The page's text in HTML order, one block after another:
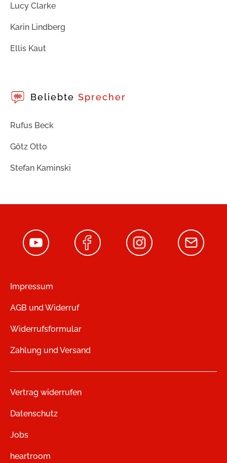
Lucy Clarke
Karin Lindberg
Ellis Kaut
Beliebte Sprecher
Rufus Beck
Götz Otto
Stefan Kaminski
Impressum
AGB und Widerruf
Widerrufsformular
Zahlung und Versand
Vertrag widerrufen
Datenschutz
Jobs
heartroom